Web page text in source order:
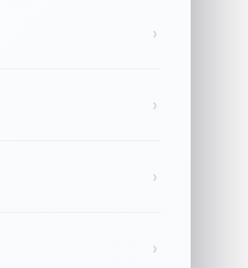
›
›
›
›